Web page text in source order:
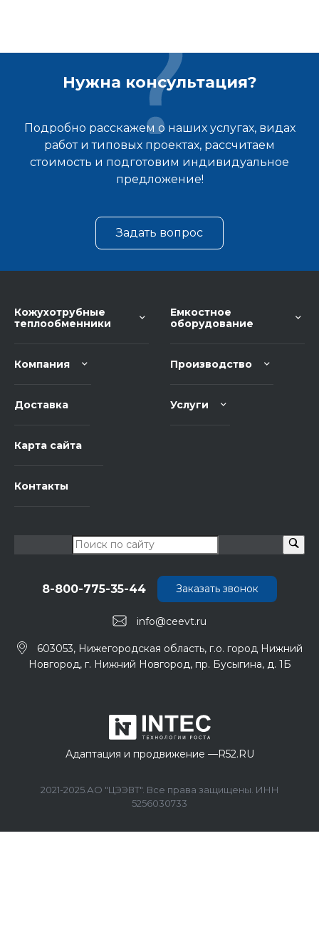
Нужна консультация?
Подробно расскажем о наших услугах, видах
работ и типовых проектах, рассчитаем
стоимость и подготовим индивидуальное
предложение!
Задать вопрос
Кожухотрубные
теплообменники
Емкостное
оборудование
Компания
Доставка
Карта сайта
Контакты
Производство
Услуги
8-800-775-35-44
info@ceevt.ru
Заказать звонок
603053, Нижегородская область, г.о. город Нижний
Новгород, г. Нижний Новгород, пр. Бусыгина, д. 1Б
2021-2025.АО "ЦЭЭВТ". Все права защищены. ИНН
5256030733
Адаптация и продвижение —R52.RU